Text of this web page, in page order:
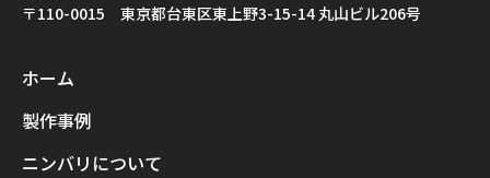
〒110-0015 東京都台東区東上野3-15-14 丸山ビル206号
ホーム
製作事例
ニンバリについて